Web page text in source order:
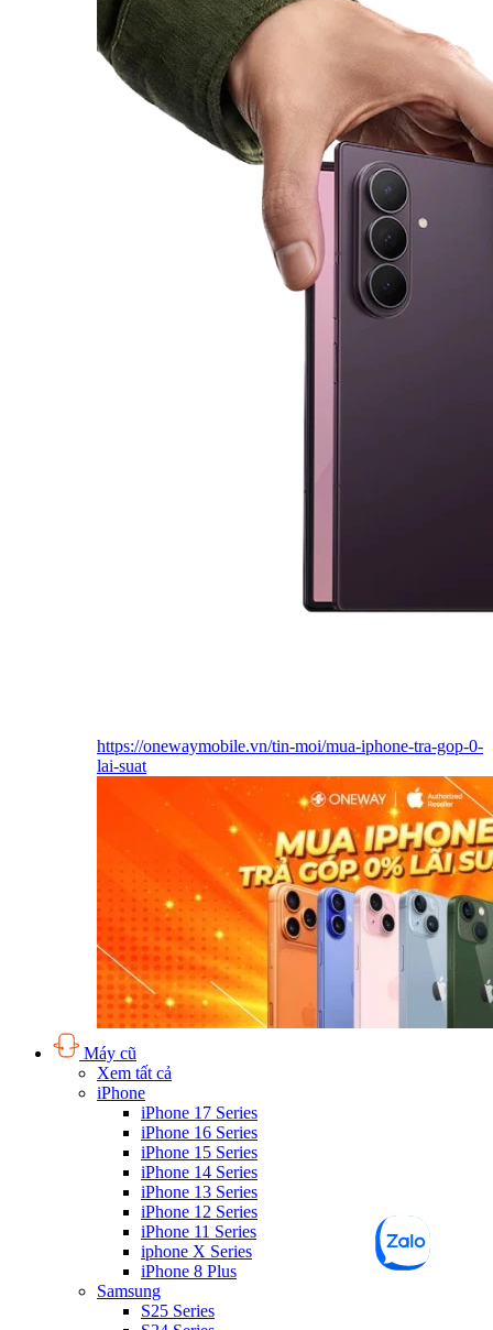
https://onewaymobile.vn/tin-moi/mua-iphone-tra-gop-0-
lai-suat
Máy cũ
Xem tất cả
iPhone
iPhone 17 Series
iPhone 16 Series
iPhone 15 Series
iPhone 14 Series
iPhone 13 Series
iPhone 12 Series
iPhone 11 Series
iphone X Series
iPhone 8 Plus
Samsung
S25 Series